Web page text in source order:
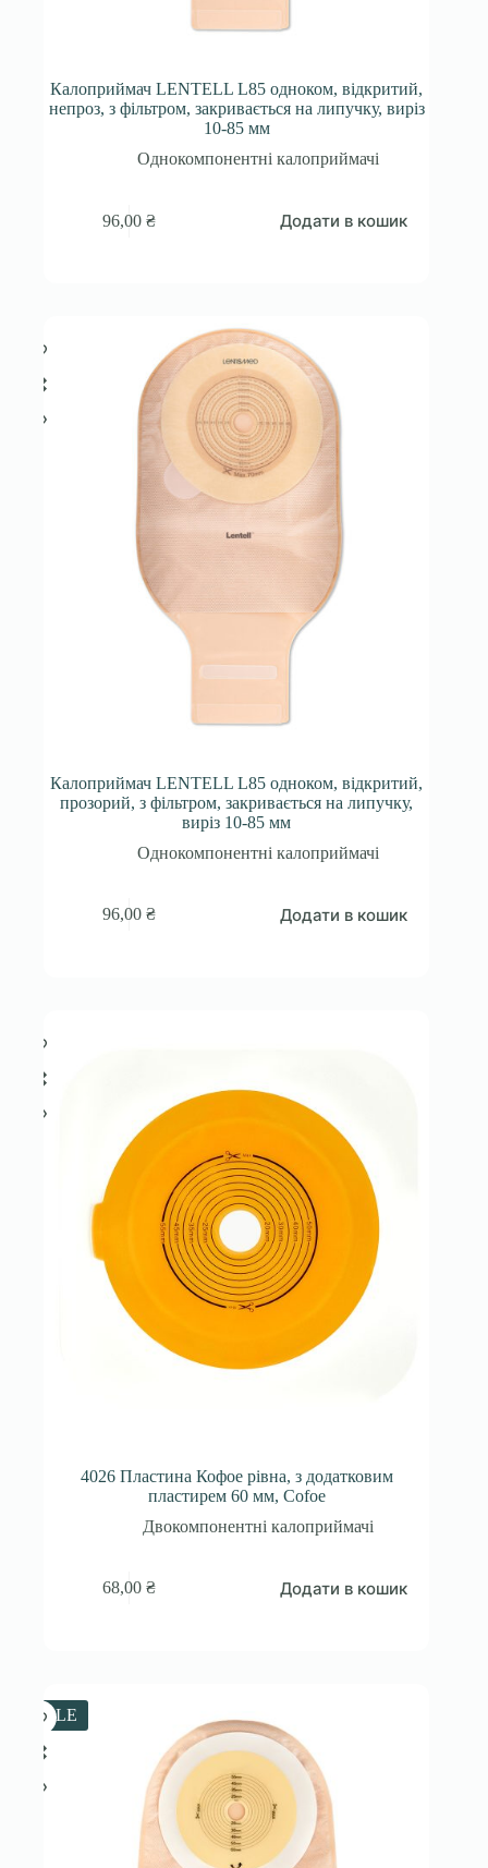
Калоприймач LENTELL L85 одноком, відкритий,
непроз, з фільтром, закривається на липучку, виріз
10-85 мм
Однокомпонентні калоприймачі
96,00₴ Додати в кошик
Калоприймач LENTELL L85 одноком, відкритий,
прозорий, з фільтром, закривається на липучку,
виріз 10-85 мм
Однокомпонентні калоприймачі
96,00₴ Додати в кошик
4026 Пластина Кофое рівна, з додатковим
пластирем 60 мм, Cofoe
Двокомпонентні калоприймачі
68,00₴ Додати в кошик
SALE